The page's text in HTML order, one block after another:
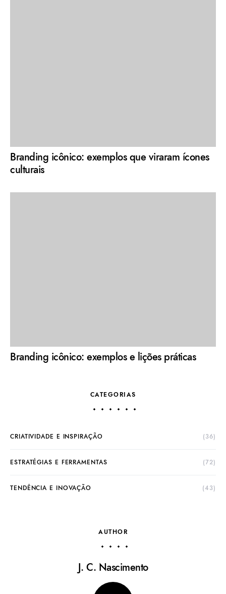
Branding icônico: exemplos que viraram ícones
culturais
Branding icônico: exemplos e lições práticas
CATEGORIAS
CRIATIVIDADE E INSPIRAÇÃO (36)
ESTRATÉGIAS E FERRAMENTAS (72)
TENDÊNCIA E INOVAÇÃO (43)
AUTHOR
J. C. Nascimento